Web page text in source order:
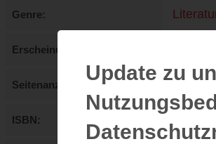
Genre
Erscheinungstermin
Seitenanzahl 384
ISBN
Update zu